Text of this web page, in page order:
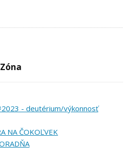
- deutérium/výkonnosť
NA ČOKOĽVEK